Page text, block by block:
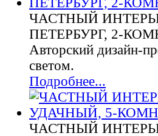
ЧАСТНЫЙ
ПЕТЕРБУРГ, 2-
Авторский дизайн-
светом.
Подробнее...
ЧАСТНЫЙ